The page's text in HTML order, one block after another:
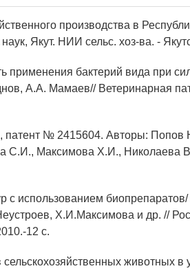
производства в
Якут. НИИ сельс. хоз-ва. -
бактерий вида при
А.А. Мамаев// Ветеринарная
патент № 2415604. Авторы: Попов
С.И., Максимова Х.И., Николаева
с использованием биопрепаратов/
Х.И.Максимова и др. // Рос.
12 с.
животных в